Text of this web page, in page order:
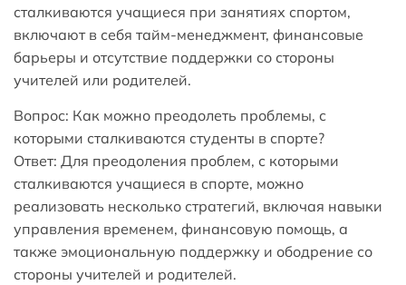
сталкиваются учащиеся при занятиях спортом,
включают в себя тайм-менеджмент, финансовые
барьеры и отсутствие поддержки со стороны
учителей или родителей.
Вопрос: Как можно преодолеть проблемы, с
которыми сталкиваются студенты в спорте?
Ответ: Для преодоления проблем, с которыми
сталкиваются учащиеся в спорте, можно
реализовать несколько стратегий, включая навыки
управления временем, финансовую помощь, а
также эмоциональную поддержку и ободрение со
стороны учителей и родителей.